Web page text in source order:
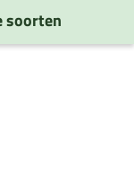
soorten